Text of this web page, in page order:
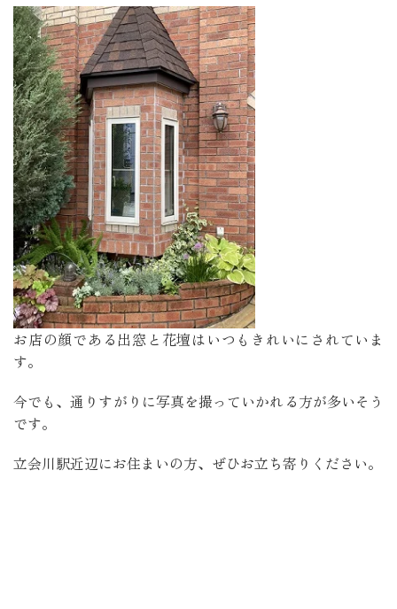
お店の顔である出窓と花壇はいつもきれいにされていま
す。
今でも、通りすがりに写真を撮っていかれる方が多いそう
です。
立会川駅近辺にお住まいの方、ぜひお立ち寄りください。